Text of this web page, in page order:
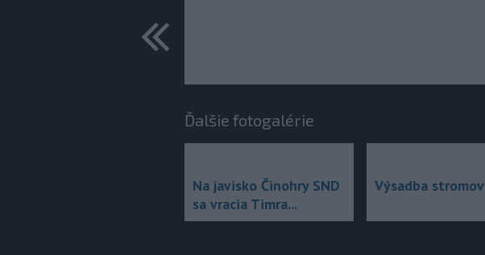
predchádzajúce
Ďalšie fotogalérie
Na javisko Činohry SND
sa vracia Timra...
Výsadba stromov